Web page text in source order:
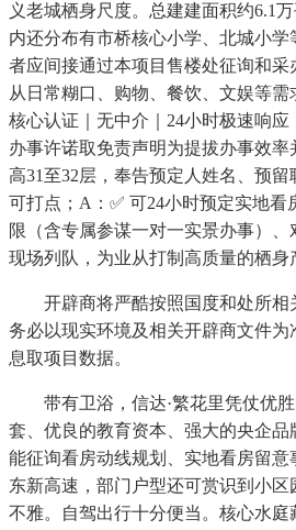
义老城栖身尺度。总建建面积约6.1
内还分布有市桥核心小学、北城小
者应间接通过本项目售楼处征询和
从日常糊口、购物、餐饮、文娱等
核心认证｜无中介｜24小时极速响
办事许诺取免责声明为提拔办事效
高31至32层，奉告预定人姓名、预
可打点；A：✅ 可24小时预定实地看
限（含专属参谋一对一实景办事）
现场列队，为业从打制高质量的栖身
开辟商将严酷按照国度和处所相
务必以现实环境及相关开辟商文件
息取项目数据。
带有卫浴，信达·繁花里凭仗优胜
套、优良的教育资本、强大的央企
能征询看房动线规划、实地看房留
东新高速，部门户型还可赏识到小
不雅。自驾出行十分便当。核心水